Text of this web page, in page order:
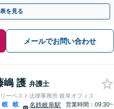
ートします。
を見る
メールでお問い合わせ
嶋 護 弁護士
ーベスト法律事務所 岐阜オフィス
岐
岐
名鉄岐阜駅
営業時間：09:30~